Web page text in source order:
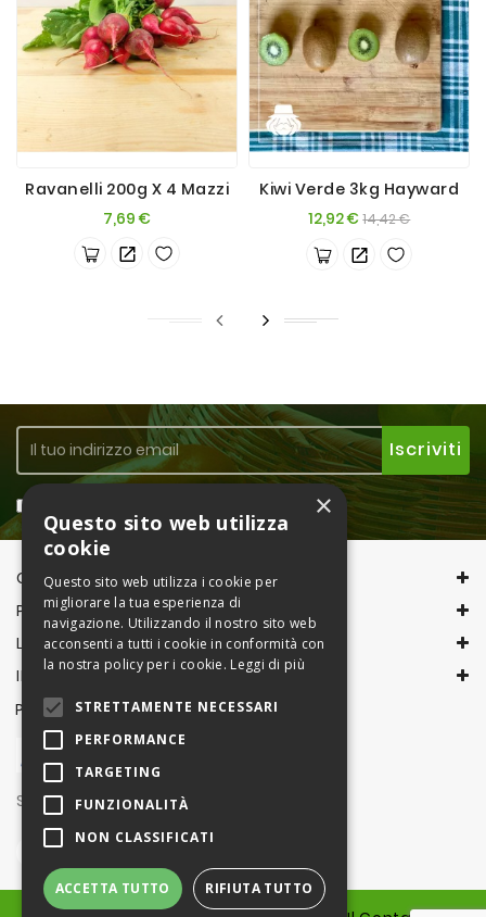
Ravanelli 200g X 4 Mazzi
7,69 €Prezzo
Kiwi Verde 3kg Hayward
12,92 €Prezzo
14,42 €Prezzo
CONTACT INFORMATION
PRODOTTI
LA NOSTRA AZIENDA
IL TUO ACCOUNT
PAGAMENTI CON
Seguici su
×
Questo sito web utilizza
cookie
Questo sito web utilizza i cookie per
migliorare la tua esperienza di
navigazione. Utilizzando il nostro sito web
acconsenti a tutti i cookie in conformità con
la nostra policy per i cookie. Leggi di più
STRETTAMENTE NECESSARI
PERFORMANCE
TARGETING
FUNZIONALITÀ
NON CLASSIFICATI
ACCETTA TUTTO RIFIUTA TUTTO